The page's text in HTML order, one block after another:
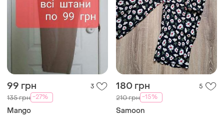
99 грн 3
135 грн -27%
Mango
180 грн 5
210 грн -15%
Samoon